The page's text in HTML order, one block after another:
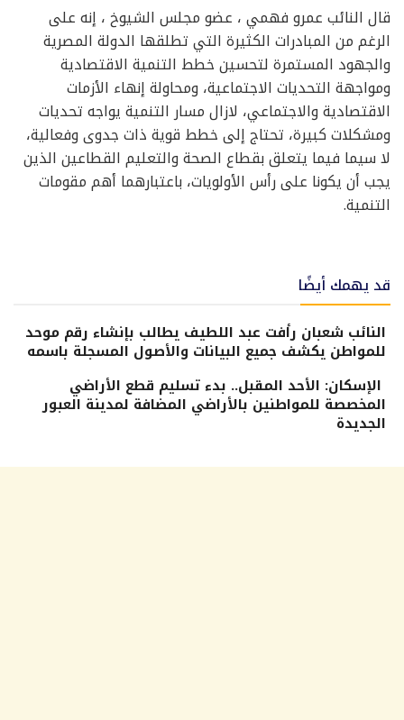
قال النائب عمرو فهمي ، عضو مجلس الشيوخ ، إنه على
الرغم من المبادرات الكثيرة التي تطلقها الدولة المصرية
والجهود المستمرة لتحسين خطط التنمية الاقتصادية
ومواجهة التحديات الاجتماعية، ومحاولة إنهاء الأزمات
الاقتصادية والاجتماعي، لازال مسار التنمية يواجه تحديات
ومشكلات كبيرة، تحتاج إلى خطط قوية ذات جدوى وفعالية،
لا سيما فيما يتعلق بقطاع الصحة والتعليم القطاعين الذين
يجب أن يكونا على رأس الأولويات، باعتبارهما أهم مقومات
التنمية.
قد يهمك أيضًا
النائب شعبان رأفت عبد اللطيف يطالب بإنشاء رقم موحد
للمواطن يكشف جميع البيانات والأصول المسجلة باسمه
الإسكان: الأحد المقبل.. بدء تسليم قطع الأراضي
المخصصة للمواطنين بالأراضي المضافة لمدينة العبور
الجديدة